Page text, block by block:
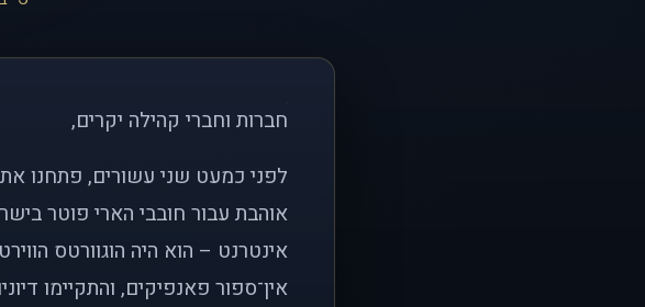
חברות וחברי קהילה יקרים,
אוהבת עבור חובבי הארי פוטר
אינטרנט – הוא היה הוגוורטס
אין־ספור פאנפיקים, והתקיימו